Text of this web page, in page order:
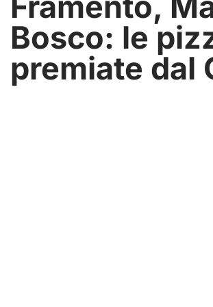
Bosco: le
premiate dal